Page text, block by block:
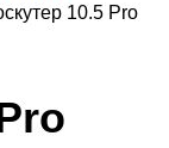
10.5 Pro